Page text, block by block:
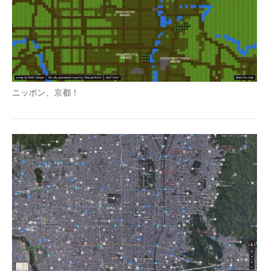
ニッポン、京都！